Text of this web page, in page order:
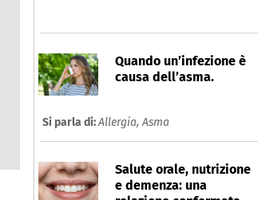
Quando un’infezione è
causa dell’asma.
Si parla di:Allergia,Asma
Salute orale, nutrizione
e demenza: una